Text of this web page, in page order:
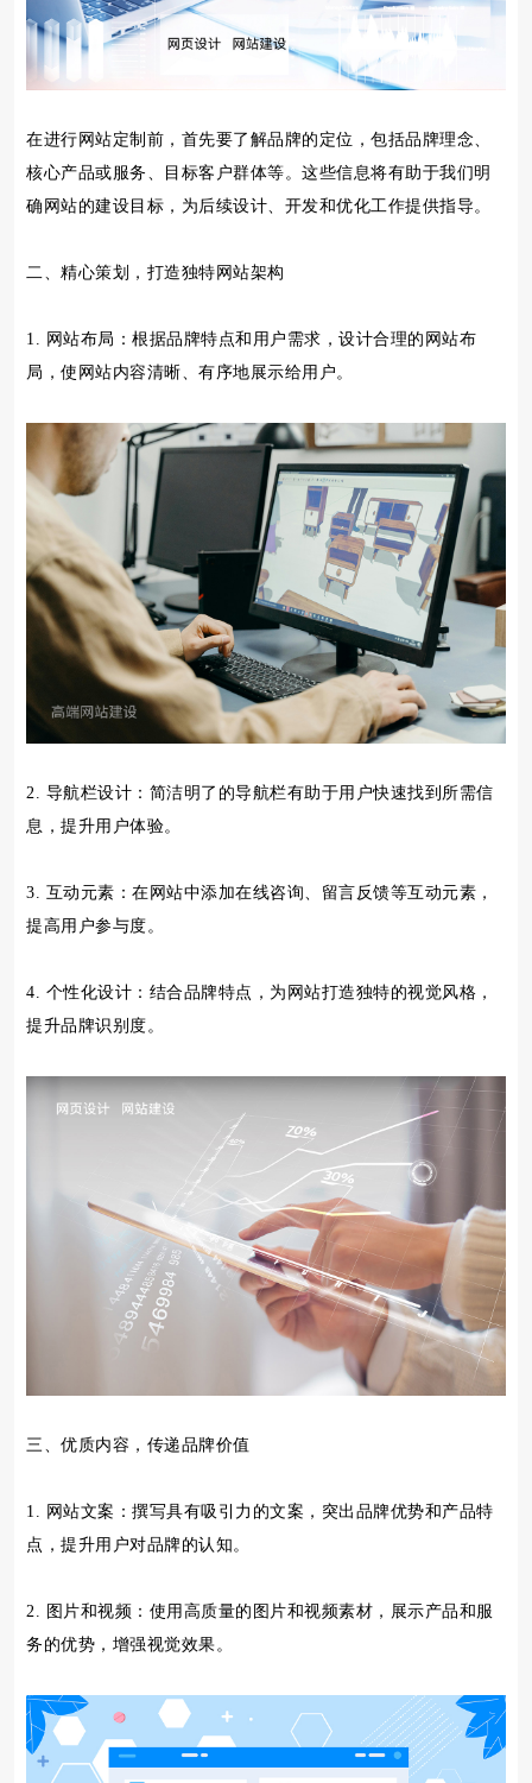
在进行网站定制前，首先要了解品牌的定位，包括品牌理念、
核心产品或服务、目标客户群体等。这些信息将有助于我们明
确网站的建设目标，为后续设计、开发和优化工作提供指导。
二、精心策划，打造独特网站架构
1. 网站布局：根据品牌特点和用户需求，设计合理的网站布
局，使网站内容清晰、有序地展示给用户。
2. 导航栏设计：简洁明了的导航栏有助于用户快速找到所需信
息，提升用户体验。
3. 互动元素：在网站中添加在线咨询、留言反馈等互动元素，
提高用户参与度。
4. 个性化设计：结合品牌特点，为网站打造独特的视觉风格，
提升品牌识别度。
三、优质内容，传递品牌价值
1. 网站文案：撰写具有吸引力的文案，突出品牌优势和产品特
点，提升用户对品牌的认知。
2. 图片和视频：使用高质量的图片和视频素材，展示产品和服
务的优势，增强视觉效果。